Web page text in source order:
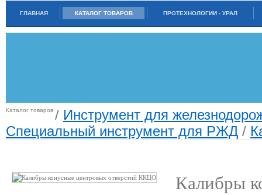
ГЛАВНАЯ КАТАЛОГ ТОВАРОВ ПРОТЕХНОЛОГИИ - УРАЛ
Каталог товаров / Инструмент для
Специальный инструмент для РЖД /
Калибры